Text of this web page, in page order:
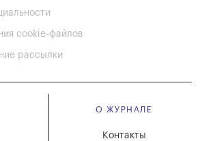
cookie-файлов
рассылки
О ЖУРНАЛЕ
Контакты